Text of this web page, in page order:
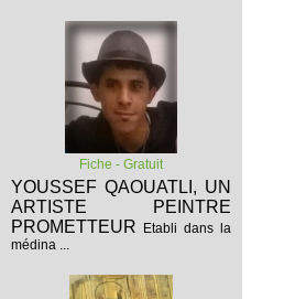
Fiche - Gratuit
YOUSSEF QAOUATLI, UN
ARTISTE PEINTRE
PROMETTEUR
Etabli dans la
médina ...